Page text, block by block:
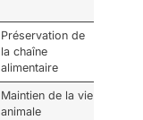
Préservation de
la chaîne
alimentaire
Maintien de la vie
animale